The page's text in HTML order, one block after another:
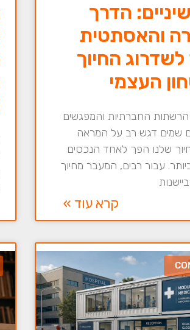
שיניים: הדרך
והאסתטית
לשדרוג החיוך
העצמי
הרשתות החברתיות והמפגשים
שמים דגש רב על המראה
שלנו הפך לאחד הנכסים
עבור רבים, המעבר מחיוך
קרא עוד »